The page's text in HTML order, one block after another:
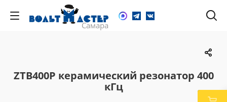
ZTB400P керамический резонатор 400
кГц